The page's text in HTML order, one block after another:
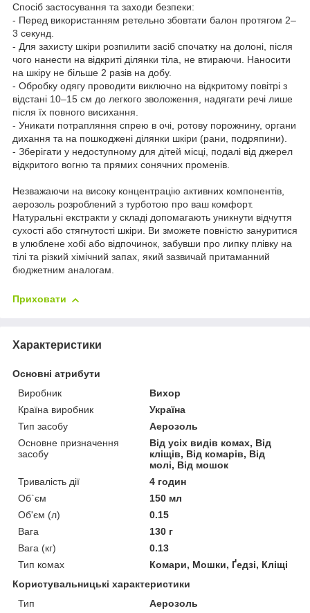
Спосіб застосування та заходи безпеки:
- Перед використанням ретельно збовтати балон протягом 2–
3 секунд.
- Для захисту шкіри розпилити засіб спочатку на долоні, після
чого нанести на відкриті ділянки тіла, не втираючи. Наносити
на шкіру не більше 2 разів на добу.
- Обробку одягу проводити виключно на відкритому повітрі з
відстані 10–15 см до легкого зволоження, надягати речі лише
після їх повного висихання.
- Уникати потрапляння спрею в очі, ротову порожнину, органи
дихання та на пошкоджені ділянки шкіри (рани, подряпини).
- Зберігати у недоступному для дітей місці, подалі від джерел
відкритого вогню та прямих сонячних променів.
Незважаючи на високу концентрацію активних компонентів,
аерозоль розроблений з турботою про ваш комфорт.
Натуральні екстракти у складі допомагають уникнути відчуття
сухості або стягнутості шкіри. Ви зможете повністю зануритися
в улюблене хобі або відпочинок, забувши про липку плівку на
тілі та різкий хімічний запах, який зазвичай притаманний
бюджетним аналогам.
Приховати
Характеристики
Основні атрибути
Виробник
Вихор
Країна виробник
Україна
Тип засобу
Аерозоль
Основне призначення
засобу
Від усіх видів комах, Від
кліщів, Від комарів, Від
молі, Від мошок
Тривалість дії
4 годин
Об`єм
150 мл
Об'єм (л)
0.15
Вага
130 г
Вага (кг)
0.13
Тип комах
Комари, Мошки, Ґедзі, Кліщі
Користувальницькі характеристики
Тип
Аерозоль